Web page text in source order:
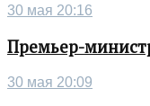
30 мая 20:16
Премьер-
30 мая 20:09